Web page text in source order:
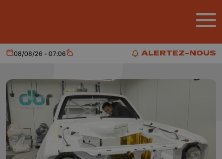
ALERTEZ-NOUS
ALERTEZ-NOUS
Aujourd'hui
08/08/26 - 07:06 Météo